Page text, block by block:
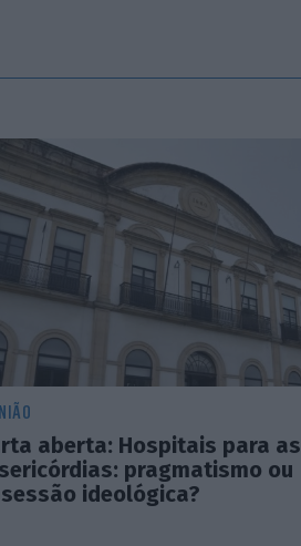
aberta: Hospitais para as
pragmatismo ou
ideológica?